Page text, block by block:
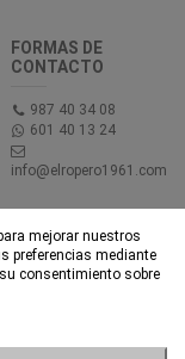
FORMAS DE
CONTACTO
987 40 34 08
601 40 13 24
info@elropero1961.com
mejorar nuestros
preferencias mediante
consentimiento sobre
- Powered by